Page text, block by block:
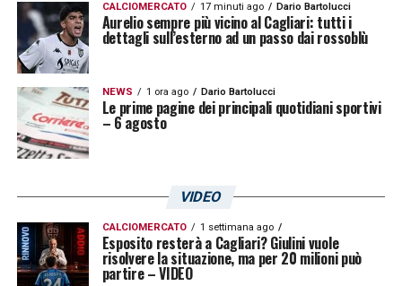
22 LucatelliIgor
12 ManfrediniNicolo’
25 Nwankwo
21 Paleari Alberto
36 PerlingieriFrancesco
9 Pettinari
8 TelloAndrés
31 Tosca
Alin
55 Veseli
Frederic
CALCIOMERCATO 17 minuti ago Dario Bartolucci
Aurelio sempre più vicino al Cagliari: tutti i
dettagli sull’esterno ad un passo dai rossoblù
NEWS 1 ora ago Dario Bartolucci
Le prime pagine dei principali quotidiani sportivi
– 6 agosto
VIDEO
CALCIOMERCATO 1 settimana ago
Esposito resterà a Cagliari? Giulini vuole
risolvere la situazione, ma per 20 milioni può
partire – VIDEO